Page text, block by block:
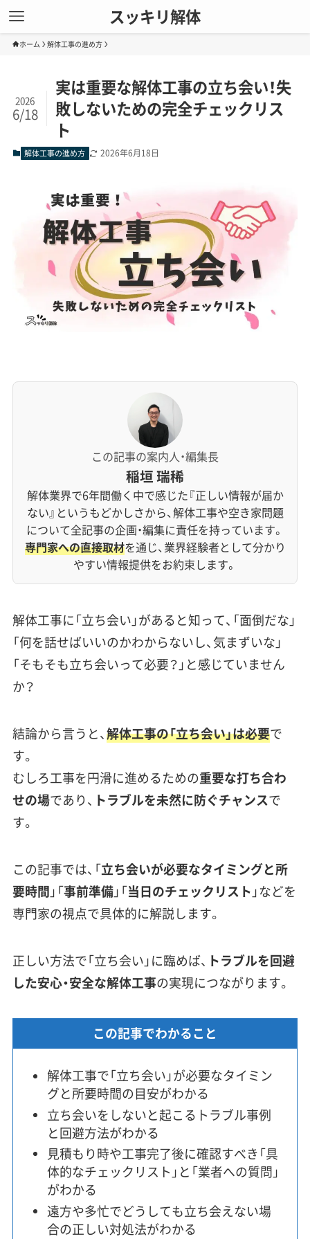
スッキリ解体
ホーム 解体工事の進め方
実は重要な解体工事の立ち会い！失
敗しないための完全チェックリス
ト
2026
6/18
解体工事の進め方 2026年6月18日
この記事の案内人・編集長
稲垣 瑞稀
解体業界で6年間働く中で感じた『正しい情報が届か
ない』というもどかしさから、解体工事や空き家問題
について全記事の企画・編集に責任を持っています。
専門家への直接取材を通じ、業界経験者として分かり
やすい情報提供をお約束します。
解体工事に「立ち会い」があると知って、「面倒だな」
「何を話せばいいのかわからないし、気まずいな」
「そもそも立ち会いって必要？」と感じていません
か？
結論から言うと、解体工事の「立ち会い」は必要で
す。
むしろ工事を円滑に進めるための重要な打ち合わ
せの場であり、 トラブルを未然に防ぐチャンスで
す。
この記事では、「立ち会いが必要なタイミングと所
要時間」「事前準備」「当日のチェックリスト 」などを
専門家の視点で具体的に解説します。
正しい方法で「立ち会い」に臨めば、 トラブルを回避
した安心・安全な解体工事の実現につながります。
この記事でわかること
解体工事で「立ち会い」が必要なタイミン
グと所要時間の目安がわかる
立ち会いをしないと起こるトラブル事例
と回避方法がわかる
見積もり時や工事完了後に確認すべき「具
体的なチェックリスト」と「業者への質問」
がわかる
遠方や多忙でどうしても立ち会えない場
合の正しい対処法がわかる